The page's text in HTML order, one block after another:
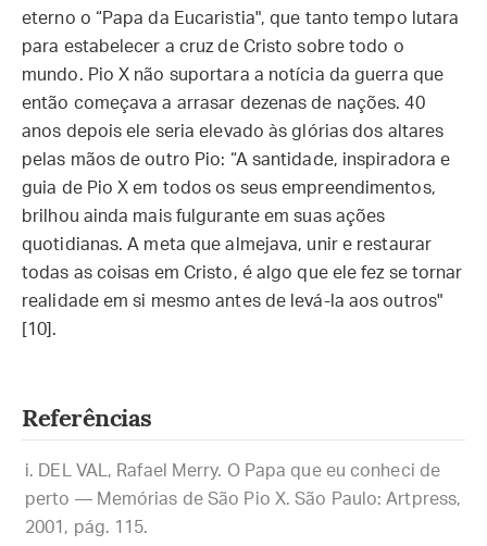
eterno o “Papa da Eucaristia", que tanto tempo lutara
para estabelecer a cruz de Cristo sobre todo o
mundo. Pio X não suportara a notícia da guerra que
então começava a arrasar dezenas de nações. 40
anos depois ele seria elevado às glórias dos altares
pelas mãos de outro Pio: “A santidade, inspiradora e
guia de Pio X em todos os seus empreendimentos,
brilhou ainda mais fulgurante em suas ações
quotidianas. A meta que almejava, unir e restaurar
todas as coisas em Cristo, é algo que ele fez se tornar
realidade em si mesmo antes de levá-la aos outros"
[10].
Referências
DEL VAL, Rafael Merry. O Papa que eu conheci de
perto — Memórias de São Pio X. São Paulo: Artpress,
2001, pág. 115.